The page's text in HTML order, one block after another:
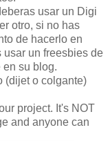
usar un Digi
otro, si no has
de hacerlo en
un freesbies de
en su blog.
(dijet o colgante)
project. It's NOT
and anyone can